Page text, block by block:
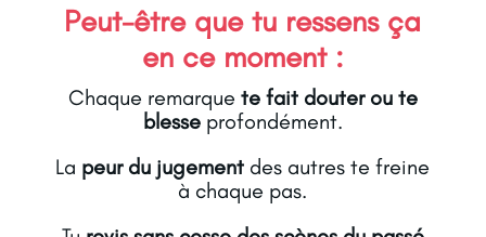
Peut-être que tu ressens ça
en ce moment :
Chaque remarque te fait douter ou te
blesseprofondément.
La peur du jugement des autres te freine
à chaque pas.